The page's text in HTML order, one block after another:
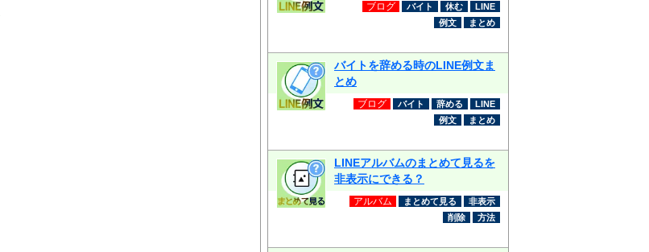
ブログ バイト 休む
LINE
例文
まとめ
バイトを辞める時のLINE例文ま
とめ
ブログ バイト 辞める
LINE
例文
まとめ
LINEアルバムのまとめて見るを
非表示にできる？
アルバム まとめて見る
非表示
削除
方法